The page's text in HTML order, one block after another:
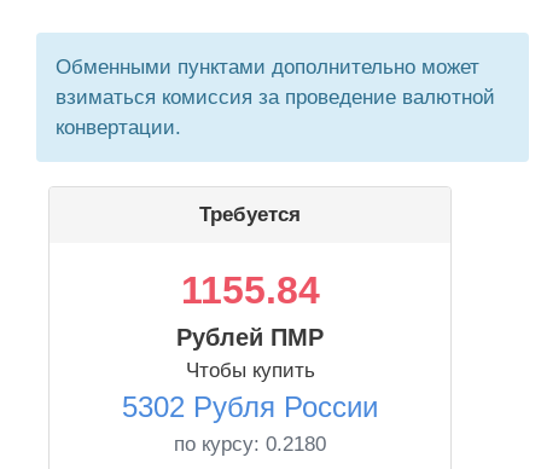
Обменными пунктами дополнительно может
взиматься комиссия за проведение валютной
конвертации.
Требуется
1155.84
Рублей ПМР
Чтобы купить
5302 Рубля России
по курсу: 0.2180